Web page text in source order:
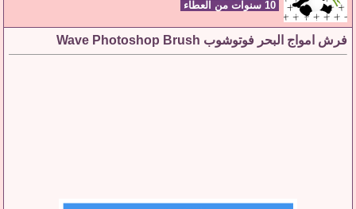
فرش امواج البحر فوتوشوب Wave Photoshop Brush